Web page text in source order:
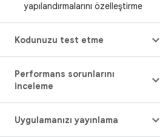
yapılandırmalarını özelleştirme
Kodunuzu test etme
Performans sorunlarını
inceleme
Uygulamanızı yayınlama